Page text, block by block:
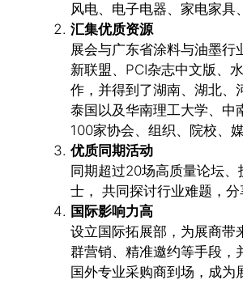
风电、电子电器、家电家具
汇集优质资源
展会与广东省涂料与油墨行
新联盟、PCI杂志中文版、
作，并得到了湖南、湖北、
泰国以及华南理工大学、中
100家协会、组织、院校、
优质同期活动
同期超过20场高质量论坛
士， 共同探讨行业难题，
国际影响力高
设立国际拓展部，为展商带
群营销、精准邀约等手段，
国外专业采购商到场，成为